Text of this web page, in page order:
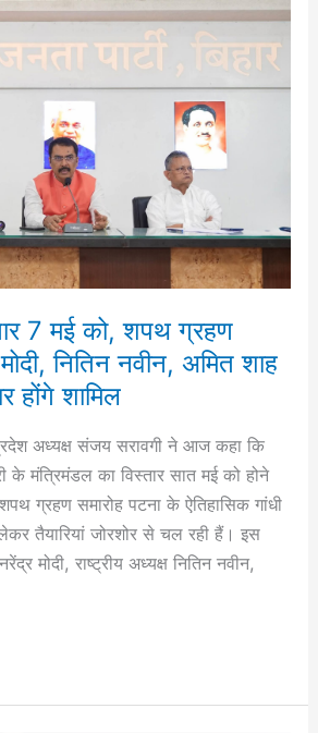
7 मई को, शपथ ग्रहण
नितिन नवीन, अमित शाह
होंगे शामिल
अध्यक्ष संजय सरावगी ने आज कहा कि
के मंत्रिमंडल का विस्तार सात मई को होने
ग्रहण समारोह पटना के ऐतिहासिक गांधी
तैयारियां जोरशोर से चल रही हैं। इस
मोदी, राष्ट्रीय अध्यक्ष नितिन नवीन,